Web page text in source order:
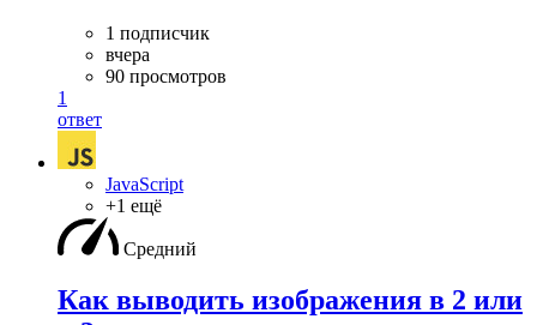
1 подписчик
вчера
90 просмотров
1
ответ
JavaScript
+1 ещё
Средний
Как выводить изображения в 2 или